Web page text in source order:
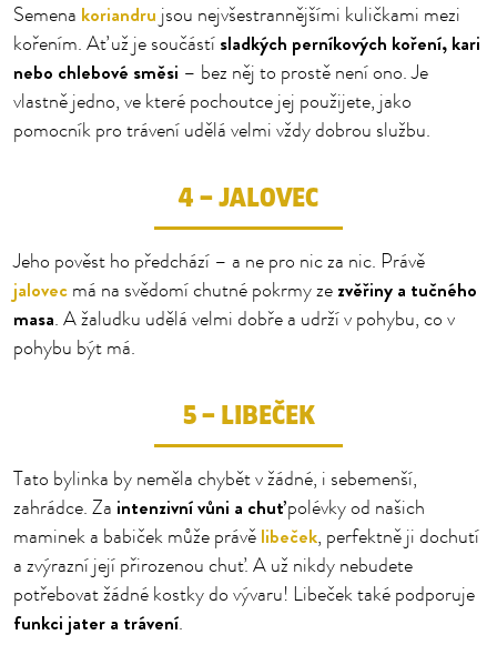
Semena koriandru jsou nejvšestrannějšími kuličkami mezi
kořením. Ať už je součástí sladkých perníkových koření, kari
nebo chlebové směsi – bez něj to prostě není ono. Je
vlastně jedno, ve které pochoutce jej použijete, jako
pomocník pro trávení udělá velmi vždy dobrou službu.
4 – JALOVEC
Jeho pověst ho předchází – a ne pro nic za nic. Právě
jalovec má na svědomí chutné pokrmy ze zvěřiny a tučného
masa. A žaludku udělá velmi dobře a udrží v pohybu, co v
pohybu být má.
5 – LIBEČEK
Tato bylinka by neměla chybět v žádné, i sebemenší,
zahrádce. Za intenzivní vůni a chuťpolévky od našich
maminek a babiček může právě libeček, perfektně ji dochutí
a zvýrazní její přirozenou chuť. A už nikdy nebudete
potřebovat žádné kostky do vývaru! Libeček také podporuje
funkci jater a trávení.